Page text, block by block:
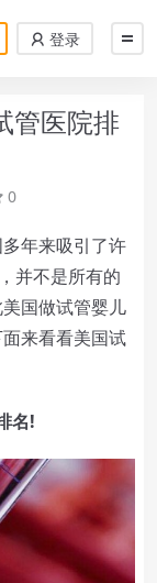
登录
管医院排
0
年来吸引了许
并不是所有的
国做试管婴儿
来看看美国试
名!